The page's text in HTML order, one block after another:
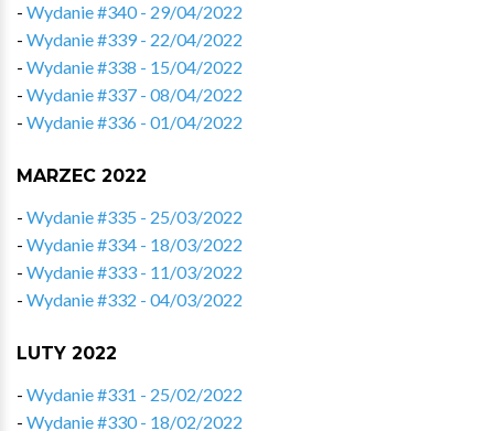
- Wydanie #340 - 29/04/2022
- Wydanie #339 - 22/04/2022
- Wydanie #338 - 15/04/2022
- Wydanie #337 - 08/04/2022
- Wydanie #336 - 01/04/2022
MARZEC 2022
- Wydanie #335 - 25/03/2022
- Wydanie #334 - 18/03/2022
- Wydanie #333 - 11/03/2022
- Wydanie #332 - 04/03/2022
LUTY 2022
- Wydanie #331 - 25/02/2022
- Wydanie #330 - 18/02/2022